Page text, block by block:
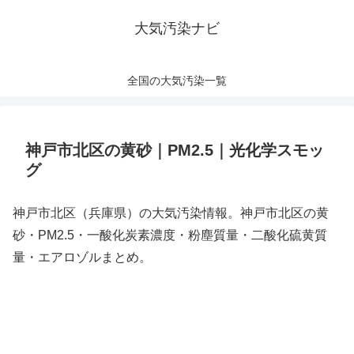
大気汚染ナビ
全国の大気汚染一覧
神戸市北区の黄砂｜PM2.5｜光化学スモッ
グ
神戸市北区（兵庫県）の大気汚染情報。神戸市北区の黄
砂・PM2.5・一酸化炭素濃度・粉塵質量・二酸化硫黄質
量・エアロゾルまとめ。